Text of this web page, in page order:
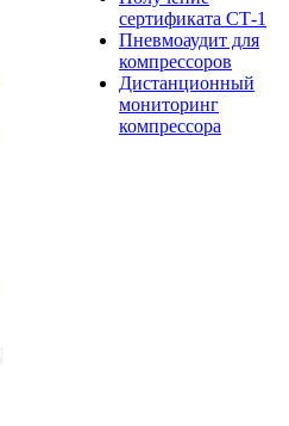
сертификата СТ-1
Пневмоаудит для
компрессоров
Дистанционный
мониторинг
компрессора